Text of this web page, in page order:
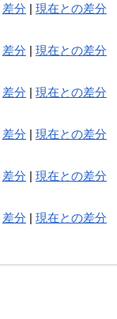
差分 |現在との差分
差分 |現在との差分
差分 |現在との差分
差分 |現在との差分
差分 |現在との差分
差分 |現在との差分